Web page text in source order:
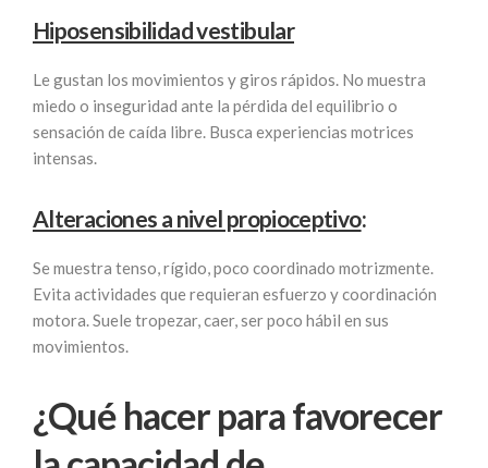
Hiposensibilidad vestibular
Le gustan los movimientos y giros rápidos. No muestra
miedo o inseguridad ante la pérdida del equilibrio o
sensación de caída libre. Busca experiencias motrices
intensas.
Alteraciones a nivel propioceptivo:
Se muestra tenso, rígido, poco coordinado motrizmente.
Evita actividades que requieran esfuerzo y coordinación
motora. Suele tropezar, caer, ser poco hábil en sus
movimientos.
¿Qué hacer para favorecer